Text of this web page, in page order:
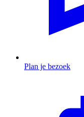
Plan je bezoek